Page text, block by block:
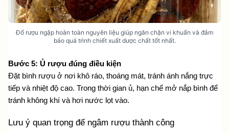
Đổ rượu ngập hoàn toàn nguyên liệu giúp ngăn chặn vi khuẩn và đảm
bảo quá trình chiết xuất dược chất tốt nhất.
Bước 5: Ủ rượu đúng điều kiện
Đặt bình rượu ở nơi khô ráo, thoáng mát, tránh ánh nắng trực
tiếp và nhiệt độ cao. Trong thời gian ủ, hạn chế mở nắp bình để
tránh không khí và hơi nước lọt vào.
Lưu ý quan trọng để ngâm rượu thành công